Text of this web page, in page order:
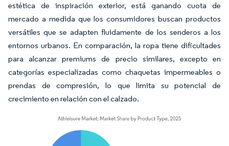
estética de inspiración exterior, está ganando cuota de
mercado a medida que los consumidores buscan productos
versátiles que se adapten fluidamente de los senderos a los
entornos urbanos. En comparación, la ropa tiene dificultades
para alcanzar premiums de precio similares, excepto en
categorías especializadas como chaquetas impermeables o
prendas de compresión, lo que limita su potencial de
crecimiento en relación con el calzado.